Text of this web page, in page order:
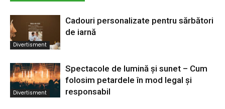
Divertisment
Cadouri personalizate pentru sărbători
de iarnă
Divertisment
Spectacole de lumină și sunet – Cum
folosim petardele în mod legal și
responsabil